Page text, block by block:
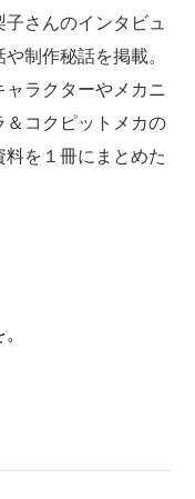
さんのインタビュ
制作秘話を掲載。
ラクターやメカニ
＆コクピットメカの
を１冊にまとめた